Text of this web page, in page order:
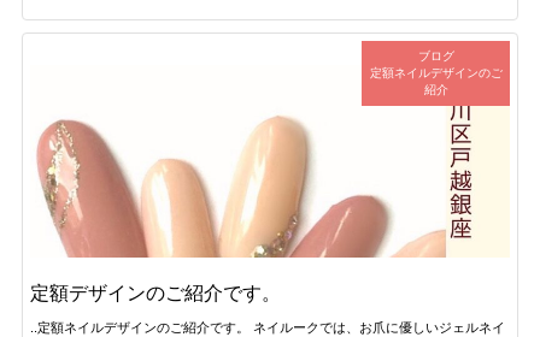
ブログ
定額ネイルデザインのご
紹介
定額デザインのご紹介です。
..定額ネイルデザインのご紹介です。 ネイルークでは、お爪に優しいジェルネイ